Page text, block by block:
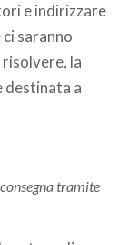
e indirizzare
saranno
la
destinata a
tramite